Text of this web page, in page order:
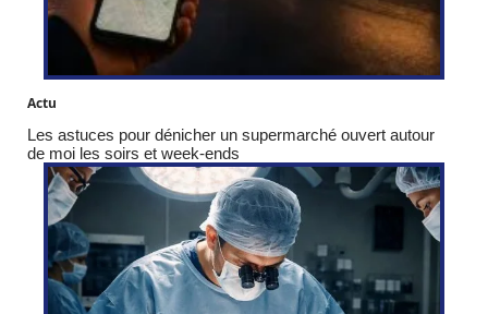
Actu
Les astuces pour dénicher un supermarché ouvert autour
de moi les soirs et week-ends